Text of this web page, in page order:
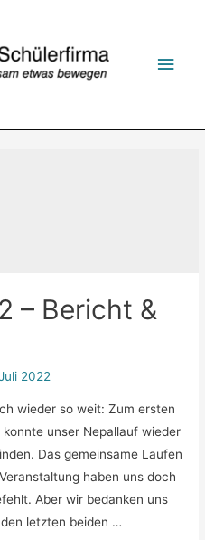
– Bericht &
2022
wieder so weit: Zum ersten
unser Nepallauf wieder
Das gemeinsame Laufen
haben uns doch
Aber wir bedanken uns
letzten beiden …